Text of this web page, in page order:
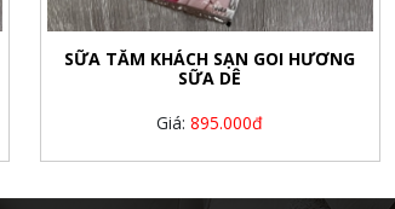
SỮA TẮM KHÁCH SẠN GOI HƯƠNG
SỮA DÊ
Giá: 895.000đ